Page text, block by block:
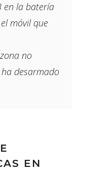
en la batería
móvil que
no
desarmado
EN